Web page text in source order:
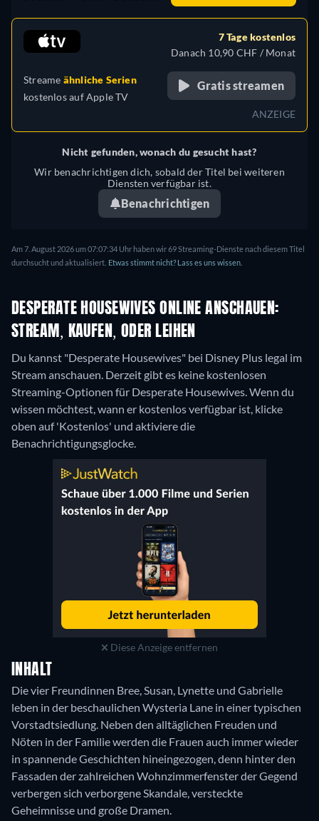
Spanisch, Spanisch
(Lateinamerika), Französisch,
Japanisch, Polnisch,
Portugiesisch (Brasilien),
Streame ähnliche Serien
kostenlos aufApple TV
7 Tage kostenlos
Danach 10,90 CHF / Monat
Gratis streamen
ANZEIGE
Nicht gefunden, wonach du gesucht hast?
Wir benachrichtigen dich, sobald der Titel bei weiteren
Diensten verfügbar ist.
Benachrichtigen
Am 7. August 2026 um 07:07:34 Uhr haben wir 69 Streaming-Dienste nach diesem Titel
durchsucht und aktualisiert. Etwas stimmt nicht? Lass es uns wissen.
DESPERATE HOUSEWIVES ONLINE ANSCHAUEN:
STREAM, KAUFEN, ODER LEIHEN
Du kannst "Desperate Housewives" bei Disney Plus legal im
Stream anschauen. Derzeit gibt es keine kostenlosen
Streaming-Optionen für Desperate Housewives. Wenn du
wissen möchtest, wann er kostenlos verfügbar ist, klicke
oben auf 'Kostenlos' und aktiviere die
Benachrichtigungsglocke.
Diese Anzeige entfernen
INHALT
Die vier Freundinnen Bree, Susan, Lynette und Gabrielle
leben in der beschaulichen Wysteria Lane in einer typischen
Vorstadtsiedlung. Neben den alltäglichen Freuden und
Nöten in der Familie werden die Frauen auch immer wieder
in spannende Geschichten hineingezogen, denn hinter den
Fassaden der zahlreichen Wohnzimmerfenster der Gegend
verbergen sich verborgene Skandale, versteckte
Geheimnisse und große Dramen.